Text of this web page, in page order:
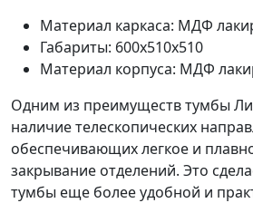
Материал каркаса: МДФ
Габариты: 600x510x510
Материал корпуса: МДФ
Одним из преимуществ тумбы
наличие телескопических
обеспечивающих легкое и
закрывание отделений. Это
тумбы еще более удобной и